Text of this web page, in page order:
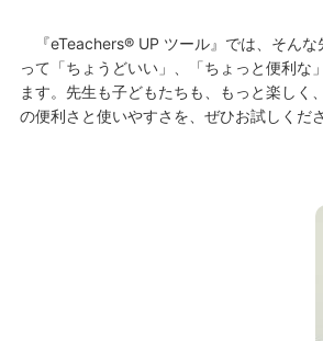
『eTeachers® UP ツール』では、そんな
って「ちょうどいい」、「ちょっと便利な
ます。先生も子どもたちも、もっと楽しく
の便利さと使いやすさを、ぜひお試しくださ